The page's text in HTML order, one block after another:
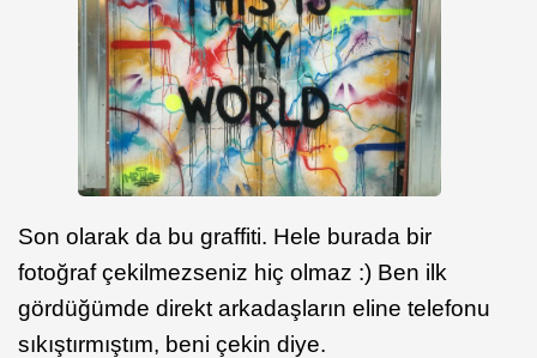
Son olarak da bu graffiti. Hele burada bir
fotoğraf çekilmezseniz hiç olmaz :) Ben ilk
gördüğümde direkt arkadaşların eline telefonu
sıkıştırmıştım, beni çekin diye.